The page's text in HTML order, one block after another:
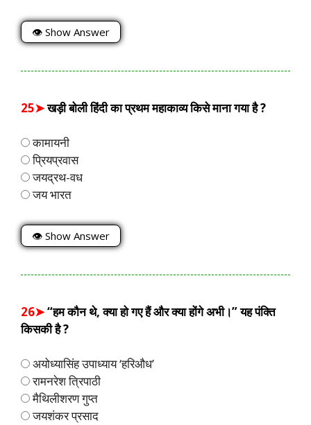
👁 Show Answer
25➤खड़ी बोली हिंदी का प्रथम महाकाव्य किसे माना गया है ?
कामायनी
प्रियप्रवास
जयद्रथ-वध
जय भारत
👁 Show Answer
26➤“हम कौन थे, क्या हो गए हैं और क्या होंगे अभी।” यह पंक्ति
किसकी है ?
अयोध्यासिंह उपाध्याय ‘हरिऔध’
रामनरेश त्रिपाठी
मैथिलीशरण गुप्त
जयशंकर प्रसाद